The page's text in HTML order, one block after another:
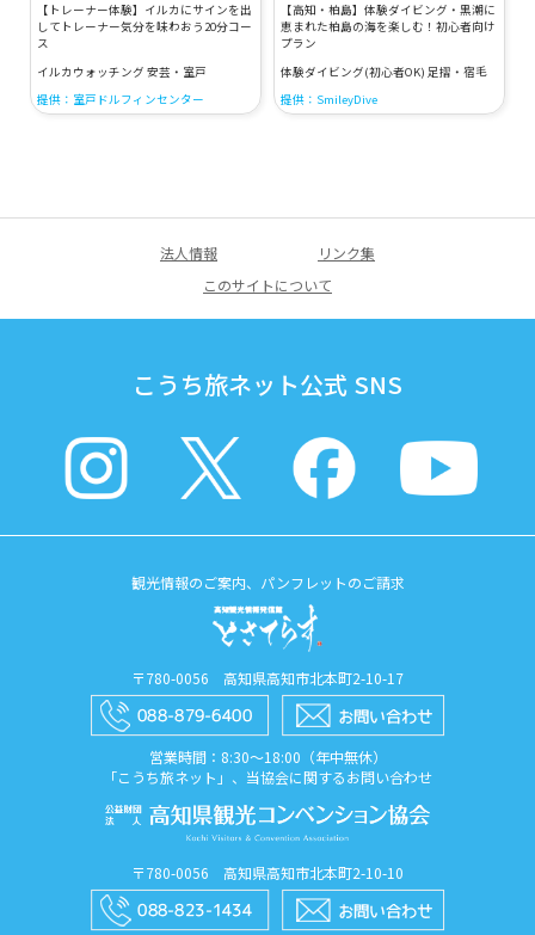
【トレーナー体験】イルカにサインを出
してトレーナー気分を味わおう20分コー
ス
イルカウォッチング 安芸・室戸
提供：室戸ドルフィンセンター
【高知・柏島】体験ダイビング・黒潮に
恵まれた柏島の海を楽しむ！初心者向け
プラン
体験ダイビング(初心者OK) 足摺・宿毛
提供：SmileyDive
法人情報
リンク集
このサイトについて
こうち旅ネット公式 SNS
観光情報のご案内、パンフレットのご請求
〒780-0056 高知県高知市北本町2-10-17
営業時間：8:30〜18:00（年中無休）
「こうち旅ネット」、当協会に関するお問い合わせ
〒780-0056 高知県高知市北本町2-10-10